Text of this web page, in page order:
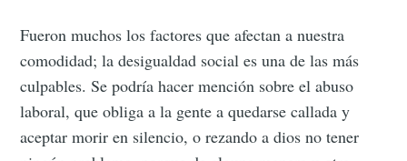
Fueron muchos los factores que afectan a nuestra
comodidad; la desigualdad social es una de las más
culpables. Se podría hacer mención sobre el abuso
laboral, que obliga a la gente a quedarse callada y
aceptar morir en silencio, o rezando a dios no tener